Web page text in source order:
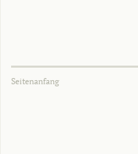
Seitenanfang